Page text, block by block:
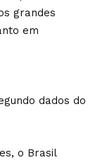
grandes
em
dados do
o Brasil